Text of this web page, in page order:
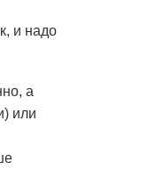
и надо
а
или